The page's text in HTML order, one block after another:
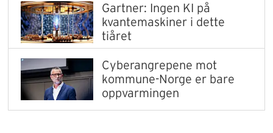
Gartner: Ingen KI på
kvantemaskiner i dette
tiåret
Cyberangrepene mot
kommune-Norge er bare
oppvarmingen